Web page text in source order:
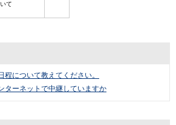
て
程について教えてください。
ターネットで中継していますか